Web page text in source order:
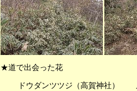
★道で出会った花
ドウダンツツジ（高賀神社） ノ